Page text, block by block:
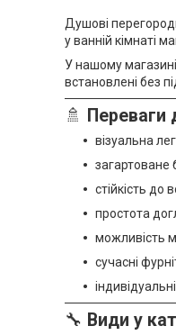
Душові
у ванній кімнаті
У нашому
встановлені без
🚿 Переваги
візуальна
загартоване
стійкість до
простота
можливість
сучасні
🔧 Види у